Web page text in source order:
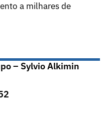
a milhares de
– Sylvio Alkimin